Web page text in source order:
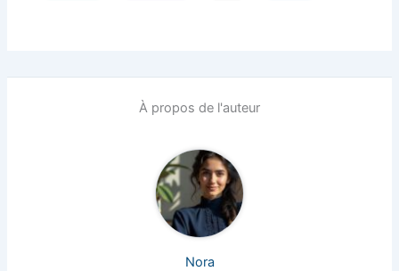
À propos de l'auteur
Nora